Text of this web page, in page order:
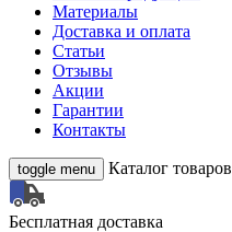
Материалы
Доставка и оплата
Статьи
Отзывы
Акции
Гарантии
Контакты
toggle menu Каталог товаров
Бесплатная доставка